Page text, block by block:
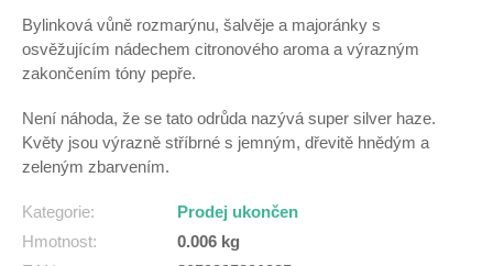
Bylinková vůně rozmarýnu, šalvěje a majoránky s
osvěžujícím nádechem citronového aroma a výrazným
zakončením tóny pepře.
Není náhoda, že se tato odrůda nazývá super silver haze.
Květy jsou výrazně stříbrné s jemným, dřevitě hnědým a
zeleným zbarvením.
Kategorie:
Prodej ukončen
Hmotnost:
0.006 kg